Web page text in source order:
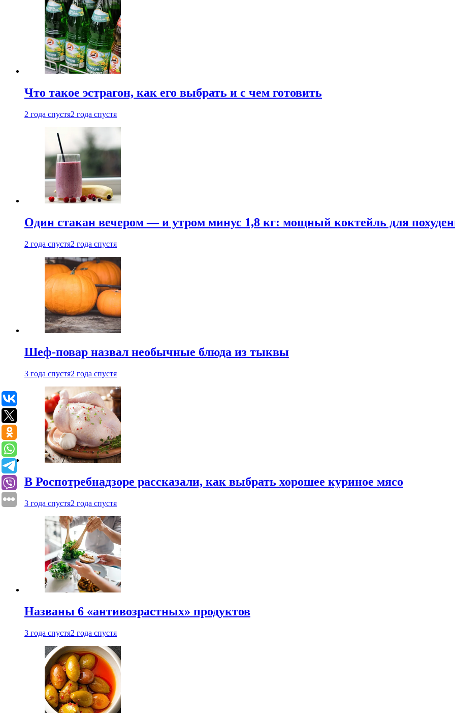
Что такое эстрагон, как его выбрать и с чем готовить
2 года спустя2 года спустя
Один стакан вечером — и утром минус 1,8 кг: мощный коктейль для
2 года спустя2 года спустя
Шеф-повар назвал необычные блюда из тыквы
3 года спустя2 года спустя
В Роспотребнадзоре рассказали, как выбрать хорошее куриное мясо
3 года спустя2 года спустя
Названы 6 «антивозрастных» продуктов
3 года спустя2 года спустя